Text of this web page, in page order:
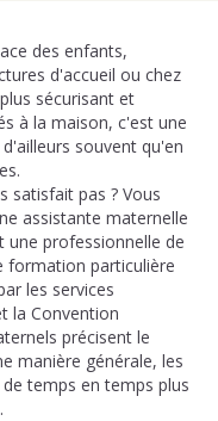
des enfants,
d'accueil ou chez
sécurisant et
à la maison, c'est une
souvent qu'en
satisfait pas ? Vous
assistante maternelle
une professionnelle de
formation particulière
les services
la Convention
précisent le
manière générale, les
temps en temps plus